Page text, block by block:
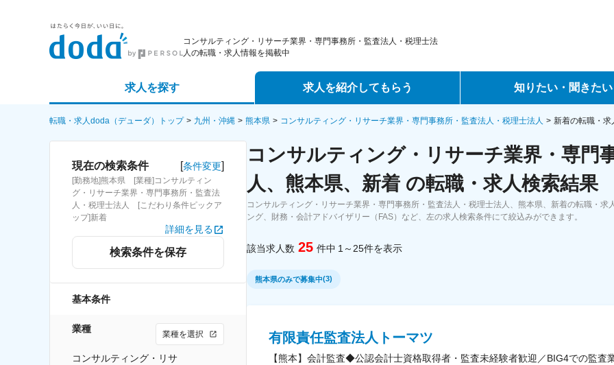
コンサルティング・リサーチ業界・専門事務所・監査法人・税理士法
人の転職・求人情報を掲載中
求人を探す
詳細条件から探す
求人特集から探す
求人を紹介してもらう
エージェントサービス
スカウトサービス
パートナーエージェントサービス
知りたい・聞きたい
転職ノウハウ
データで見る転職
コラム・インタビュー
転職Q&A
転職・求人doda（デューダ）トップ 九州・沖縄 熊本県 コンサルティング・リサーチ業界・専門事務所・監査法人・税理士法人 新着の転職・求
現在の検索条件 [条件変更]
[勤務地]熊本県 [業種]コンサルティン
グ・リサーチ業界・専門事務所・監査法
人・税理士法人 [こだわり条件ピックア
ップ]新着
詳細を見る
検索条件を保存
基本条件
業種 業種を選択
コンサルティング・リサ
コンサルティング・リサーチ業界・専門
人、熊本県、新着 の転職・求人検索結果
コンサルティング・リサーチ業界・専門事務所・監査法人・税理士法人、熊本県、新着の転職・
ング、財務・会計アドバイザリー（FAS）など、左の求人検索条件にて絞込みができます。
該当求人数 25 件中 1～25件を表示
熊本県のみで募集中(3)
有限責任監査法人トーマツ
【熊本】会計監査◆公認会計士資格取得者・監査未経験者歓迎／BIG4での監査